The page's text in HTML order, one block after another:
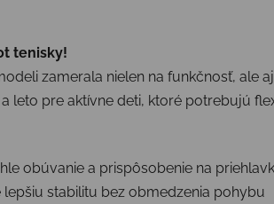
tenisky!
zamerala nielen na funkčnosť, ale
leto pre aktívne deti, ktoré potrebujú
obúvanie a prispôsobenie na
lepšiu stabilitu bez obmedzenia pohybu